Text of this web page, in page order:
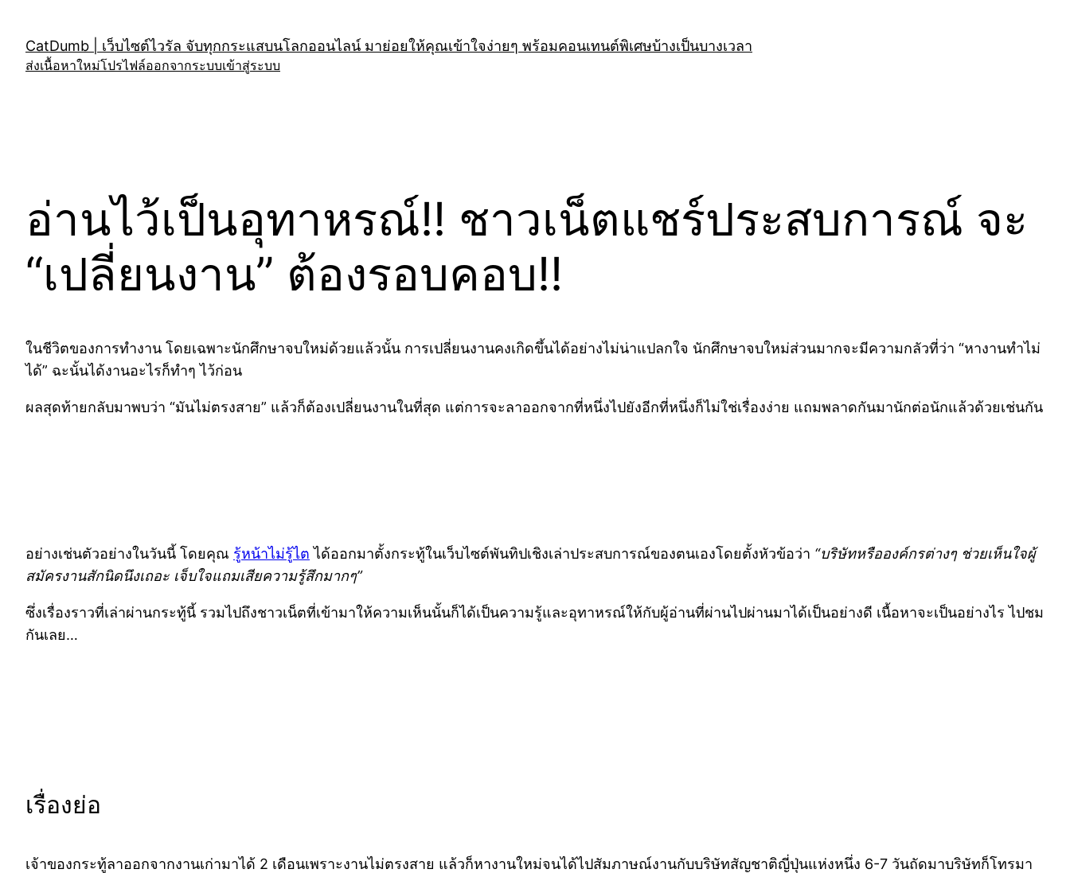
content
CatDumb | เว็บไซต์ไวรัล จับทุกกระแสบนโลกออนไลน์ มาย่อยให้คุณเข้าใจง่ายๆ พร้อมคอนเทนต์พิเศษบ้างเป็นบางเวลา
ส่งเนื้อหาใหม่โปรไฟล์ออกจากระบบเข้าสู่ระบบ
อ่านไว้เป็นอุทาหรณ์!! ชาวเน็ตแชร์ประสบการณ์ จะ
“เปลี่ยนงาน” ต้องรอบคอบ!!
ในชีวิตของการทำงาน โดยเฉพาะนักศึกษาจบใหม่ด้วยแล้วนั้น การเปลี่ยนงานคงเกิดขึ้นได้อย่างไม่น่าแปลกใจ นักศึกษาจบใหม่ส่วนมากจะมีความกลัวที่ว่า “หางานทำไม่
ได้” ฉะนั้นได้งานอะไรก็ทำๆ ไว้ก่อน
ผลสุดท้ายกลับมาพบว่า “มันไม่ตรงสาย” แล้วก็ต้องเปลี่ยนงานในที่สุด แต่การจะลาออกจากที่หนึ่งไปยังอีกที่หนึ่งก็ไม่ใช่เรื่องง่าย แถมพลาดกันมานักต่อนักแล้วด้วยเช่นกัน
อย่างเช่นตัวอย่างในวันนี้ โดยคุณ รู้หน้าไม่รู้ไต ได้ออกมาตั้งกระทู้ในเว็บไซต์พันทิปเชิงเล่าประสบการณ์ของตนเองโดยตั้งหัวข้อว่า “บริษัทหรือองค์กรต่างๆ ช่วยเห็นใจผู้
สมัครงานสักนิดนึงเถอะ เจ็บใจแถมเสียความรู้สึกมากๆ”
ซึ่งเรื่องราวที่เล่าผ่านกระทู้นี้ รวมไปถึงชาวเน็ตที่เข้ามาให้ความเห็นนั้นก็ได้เป็นความรู้และอุทาหรณ์ให้กับผู้อ่านที่ผ่านไปผ่านมาได้เป็นอย่างดี เนื้อหาจะเป็นอย่างไร ไปชม
กันเลย…
เรื่องย่อ
เจ้าของกระทู้ลาออกจากงานเก่ามาได้ 2 เดือนเพราะงานไม่ตรงสาย แล้วก็หางานใหม่จนได้ไปสัมภาษณ์งานกับบริษัทสัญชาติญี่ปุ่นแห่งหนึ่ง 6-7 วันถัดมาบริษัทก็โทรมา